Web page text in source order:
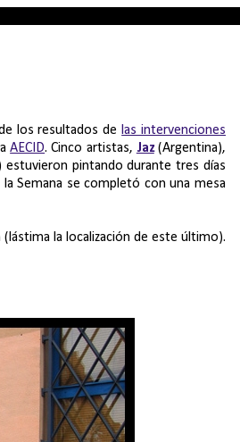
los resultados de las intervenciones
AECID. Cinco artistas, Jaz(Argentina),
estuvieron pintando durante tres días
Semana se completó con una mesa
la localización de este último).